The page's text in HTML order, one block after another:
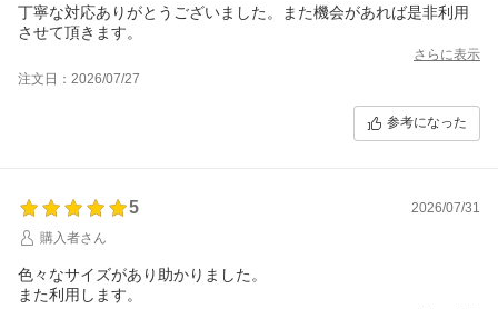
丁寧な対応ありがとうございました。また機会があれば是非利用
させて頂きます。
さらに表示
注文日：2026/07/27
参考になった
5
2026/07/31
購入者さん
色々なサイズがあり助かりました。
また利用します。